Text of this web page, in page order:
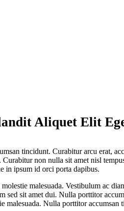
Aliquet Elit
tincidunt. Curabitur arcu erat,
Curabitur non nulla sit amet nisl
in ipsum id orci porta dapibus.
malesuada. Vestibulum ac
sed sit amet dui. Nulla porttitor
malesuada. Nulla porttitor accumsan